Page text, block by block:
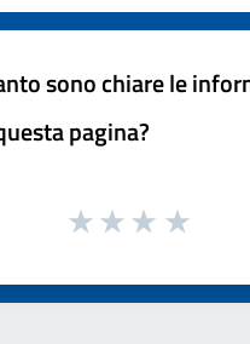
sono chiare le
pagina?